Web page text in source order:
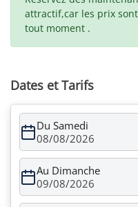
attractif,car les prix
tout moment .
Dates et Tarifs
Du Samedi
08/08/2026
Au Dimanche
09/08/2026